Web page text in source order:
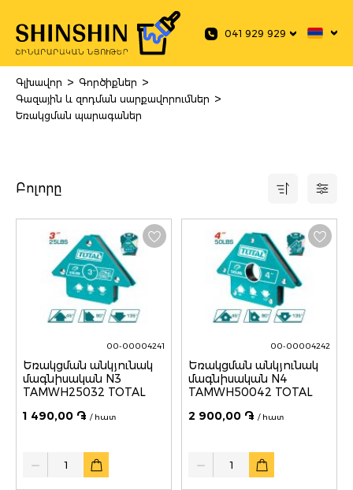
041 929 929
Գլխավոր > Գործիքներ >
Գազային և զոդման սարքավորումներ >
Եռակցման պարագաներ
Բոլորը
00-00004241
Եռակցման անկյունակ
մագնիսական N3
TAMWH25032 TOTAL
1 490,00 ֏ / հատ
00-00004242
Եռակցման անկյունակ
մագնիսական N4
TAMWH50042 TOTAL
2 900,00 ֏ / հատ